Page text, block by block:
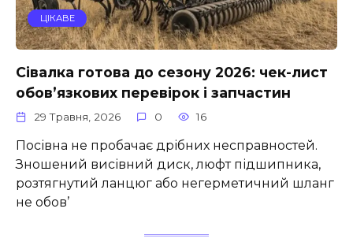
ЦІКАВЕ
Сівалка готова до сезону 2026: чек-лист
обов’язкових перевірок і запчастин
29 Травня, 2026 0 16
Посівна не пробачає дрібних несправностей.
Зношений висівний диск, люфт підшипника,
розтягнутий ланцюг або негерметичний шланг
не обов’